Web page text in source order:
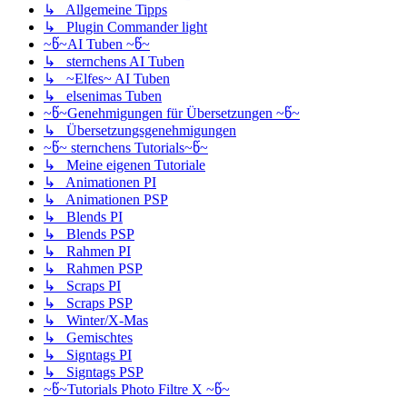
↳ Allgemeine Tipps
↳ Plugin Commander light
~წ~AI Tuben ~წ~
↳ sternchens AI Tuben
↳ ~Elfes~ AI Tuben
↳ elsenimas Tuben
~წ~Genehmigungen für Übersetzungen ~წ~
↳ Übersetzungsgenehmigungen
~წ~ sternchens Tutorials~წ~
↳ Meine eigenen Tutoriale
↳ Animationen PI
↳ Animationen PSP
↳ Blends PI
↳ Blends PSP
↳ Rahmen PI
↳ Rahmen PSP
↳ Scraps PI
↳ Scraps PSP
↳ Winter/X-Mas
↳ Gemischtes
↳ Signtags PI
↳ Signtags PSP
~წ~Tutorials Photo Filtre X ~წ~